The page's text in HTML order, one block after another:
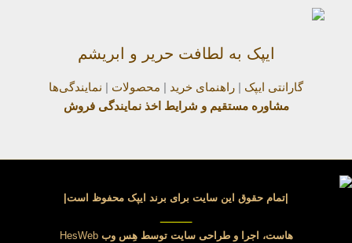
ایپک به لطافت حریر و ابریشم
گارانتی ایپک | راهنمای خرید | محصولات | نمایندگی‌ها
مشاوره مستقیم و شرایط اخذ نمایندگی فروش
|تمام حقوق این سایت برای برند ایپک محفوظ است|
هاست، اجرا و طراحی سایت توسطهِس وب HesWeb